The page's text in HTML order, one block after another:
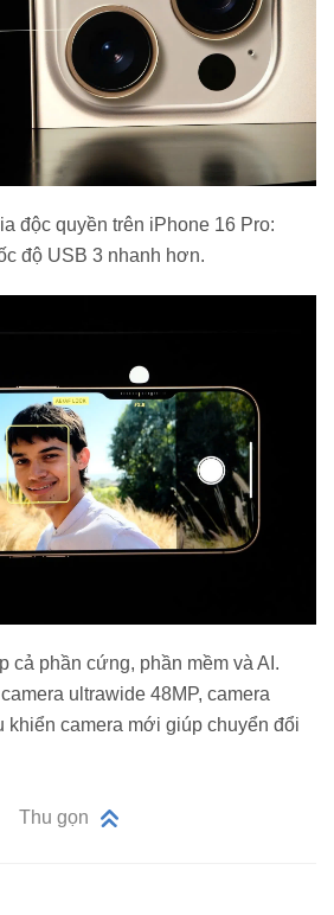
độc quyền trên iPhone 16 Pro:
độ USB 3 nhanh hơn.
cả phần cứng, phần mềm và AI.
ultrawide 48MP, camera
khiển camera mới giúp chuyển đổi
Thu gọn